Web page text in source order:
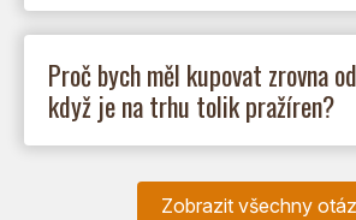
Proč bych měl kupovat zrovna
když je na trhu tolik pražíren?
Zobrazit všechny